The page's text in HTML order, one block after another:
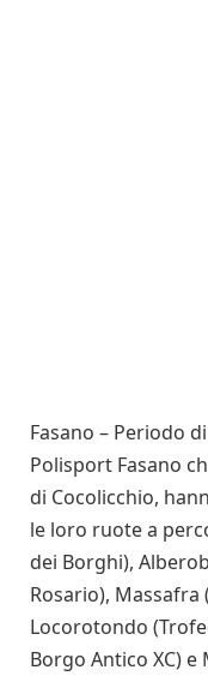
Fasano – Periodo
Polisport Fasano
di Cocolicchio,
le loro ruote a
dei Borghi),
Rosario), Massafra
Locorotondo
Borgo Antico XC) e